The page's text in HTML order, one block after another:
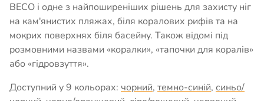
BECO і одне з найпоширеніших рішень для захисту ніг
на кам'янистих пляжах, біля коралових рифів та на
мокрих поверхнях біля басейну. Також відомі під
розмовними назвами «коралки», «тапочки для коралів»
або «гідровзуття».
Доступний у 9 кольорах: чорний, темно-синій, синьо/